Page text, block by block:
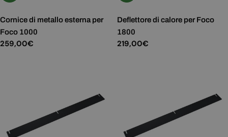
Cornice di metallo esterna per
Foco 1000
Prezzo
259,00€
Deflettore di calore per Foco
1800
Prezzo
219,00€